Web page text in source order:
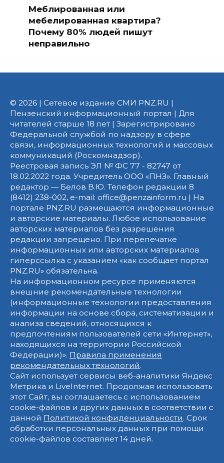
Меблированная или
мебелированная квартира?
Почему 80% людей пишут
неправильно
© 2026 | Сетевое издание СМИ PNZ.RU |
Пензенский информационный портал | Для
читателей старше 18 лет | Зарегистрировано
Федеральной службой по надзору в сфере
связи, информационных технологий и массовых
коммуникаций (Роскомнадзор).
Реестровая запись ЭЛ № ФС 77 - 82747 от
18.02.2022 года. Учредитель ООО «ПНЗ». Главный
редактор — Белов В.Ю. Телефон редакции 8
(8412) 238-002, e-mail: office@penzainform.ru | На
портале PNZ.RU размещаются информационные
и авторские материалы. Любое использование
авторских материалов без разрешения
редакции запрещено. При перепечатке
информационных или авторских материалов
гиперссылка с указанием «как сообщает портал
PNZ.RU» обязательна.
На информационном ресурсе применяются
внешние рекомендательные технологии
(информационные технологии предоставления
информации на основе сбора, систематизации и
анализа сведений, относящихся к
предпочтениям пользователей сети «Интернет»,
находящихся на территории Российской
Федерации)». Правила применения
рекомендательных технологий.
Сайт использует сервисы веб-аналитики Яндекс
Метрика и LiveInternet. Продолжая использовать
этот Сайт, вы соглашаетесь с использованием
cookie-файлов и других данных в соответствии с
данной Политикой конфиденциальности. Срок
обработки персональных данных при помощи
cookie-файлов составляет 14 дней.